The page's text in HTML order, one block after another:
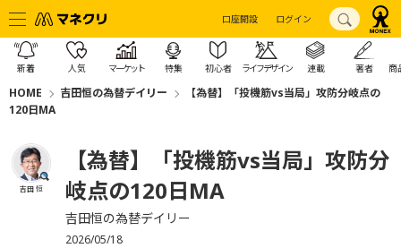
口座開設 ログイン
新着 人気 マーケット 特集 初心者 ライフデザイン 連載 著者 商
HOME 吉田恒の為替デイリー
【為替】「投機筋vs当局」攻防分岐点の
120日MA
吉田 恒
【為替】「投機筋vs当局」攻防分
岐点の120日MA
吉田恒の為替デイリー
2026/05/18